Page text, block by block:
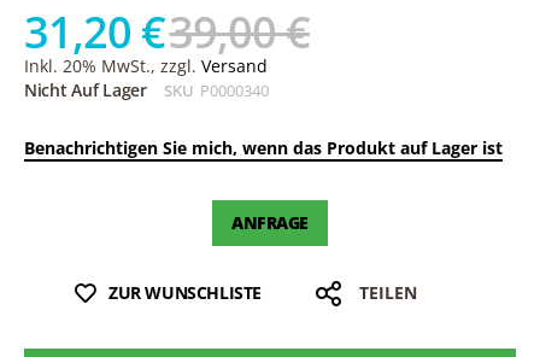
31,20 €39,00 €
Inkl. 20% MwSt., zzgl. Versand
Nicht Auf Lager
SKU P0000340
Benachrichtigen Sie mich, wenn das Produkt auf Lager ist
ANFRAGE
ZUR WUNSCHLISTE TEILEN